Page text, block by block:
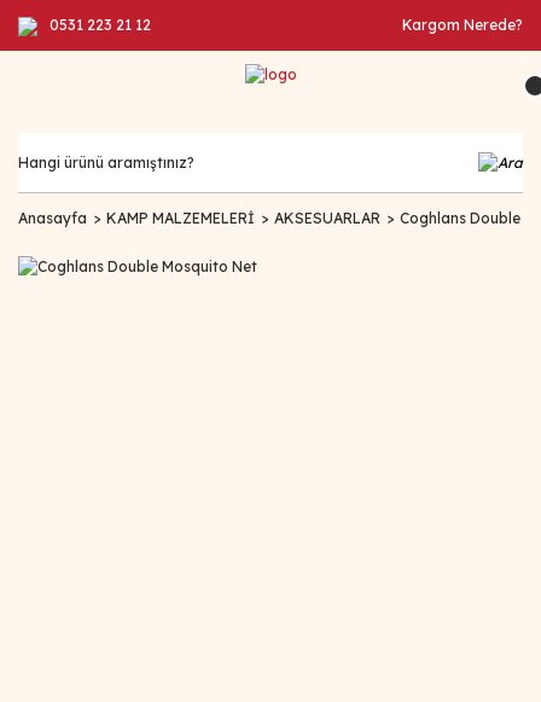
0531 223 21 12 Kargom Nerede?
Anasayfa KAMP MALZEMELERİ AKSESUARLAR Coghlans Double